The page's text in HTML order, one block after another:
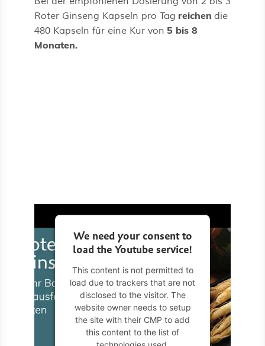
Roter Ginseng Kapseln pro Tag reichen die
480 Kapseln für eine Kur von 5 bis 8
Monaten.
We need your consent to
load the Youtube service!
This content is not permitted to
load due to trackers that are not
disclosed to the visitor. The
website owner needs to setup
the site with their CMP to add
this content to the list of